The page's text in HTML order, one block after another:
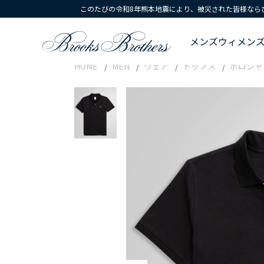
このたびの令和8年熊本地震により、被災された皆様な
メンズウィメン
HOME MEN ウェア トップス ポロシ